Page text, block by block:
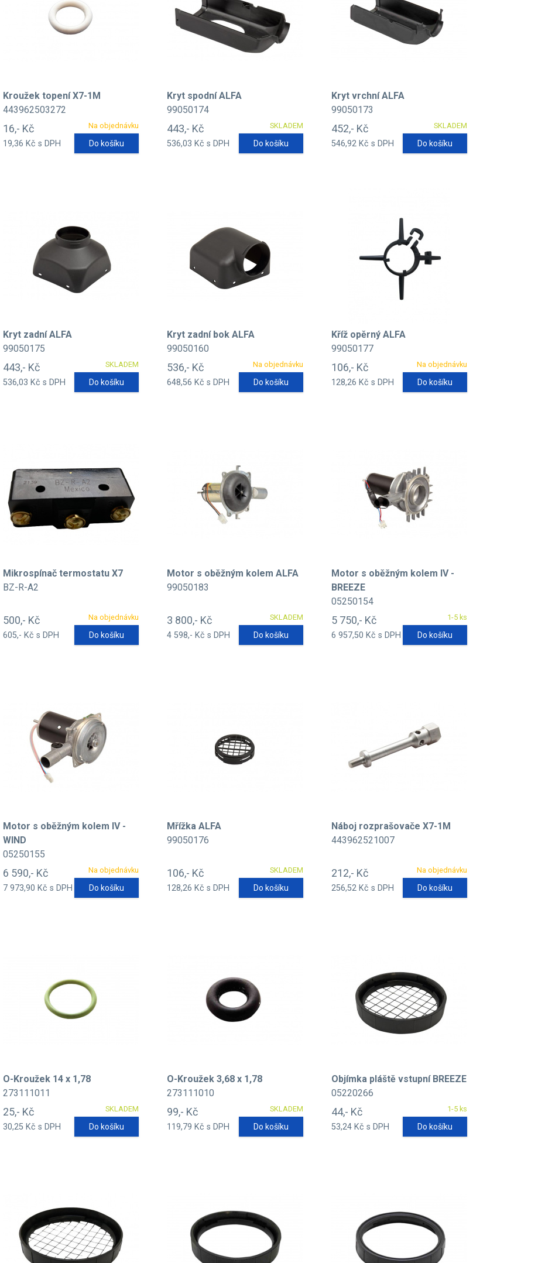
Kroužek topení X7-1M
443962503272
Na objednávku
16,- Kč
19,36 Kč s DPH Do košíku
Kryt spodní ALFA
99050174
SKLADEM
443,- Kč
536,03 Kč s DPH Do košíku
Kryt vrchní ALFA
99050173
SKLADEM
452,- Kč
546,92 Kč s DPH Do košíku
Kryt zadní ALFA
99050175
SKLADEM
443,- Kč
536,03 Kč s DPH Do košíku
Kryt zadní bok ALFA
99050160
Na objednávku
536,- Kč
648,56 Kč s DPH Do košíku
Kříž opěrný ALFA
99050177
Na objednávku
106,- Kč
128,26 Kč s DPH Do košíku
Mikrospínač termostatu X7
BZ-R-A2
Na objednávku
500,- Kč
605,- Kč s DPH Do košíku
Motor s oběžným kolem ALFA
99050183
SKLADEM
3 800,- Kč
4 598,- Kč s DPH Do košíku
Motor s oběžným kolem IV -
BREEZE
05250154
1-5 ks
5 750,- Kč
6 957,50 Kč s DPH Do košíku
Motor s oběžným kolem IV -
WIND
05250155
Na objednávku
6 590,- Kč
7 973,90 Kč s DPH Do košíku
Mřížka ALFA
99050176
SKLADEM
106,- Kč
128,26 Kč s DPH Do košíku
Náboj rozprašovače X7-1M
443962521007
Na objednávku
212,- Kč
256,52 Kč s DPH Do košíku
O-Kroužek 14 x 1,78
273111011
SKLADEM
25,- Kč
30,25 Kč s DPH Do košíku
O-Kroužek 3,68 x 1,78
273111010
SKLADEM
99,- Kč
119,79 Kč s DPH Do košíku
Objímka pláště vstupní BREEZE
05220266
1-5 ks
44,- Kč
53,24 Kč s DPH Do košíku